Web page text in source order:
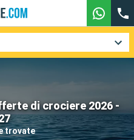
di crociere 2026 -
trovate